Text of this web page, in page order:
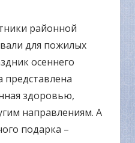
районной
для пожилых
осеннего
представлена
здоровью,
направлениям. А
подарка –